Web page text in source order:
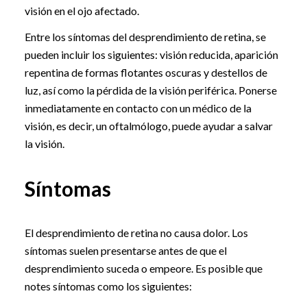
visión en el ojo afectado.
Entre los síntomas del desprendimiento de retina, se
pueden incluir los siguientes: visión reducida, aparición
repentina de formas flotantes oscuras y destellos de
luz, así como la pérdida de la visión periférica. Ponerse
inmediatamente en contacto con un médico de la
visión, es decir, un oftalmólogo, puede ayudar a salvar
la visión.
Síntomas
El desprendimiento de retina no causa dolor. Los
síntomas suelen presentarse antes de que el
desprendimiento suceda o empeore. Es posible que
notes síntomas como los siguientes: